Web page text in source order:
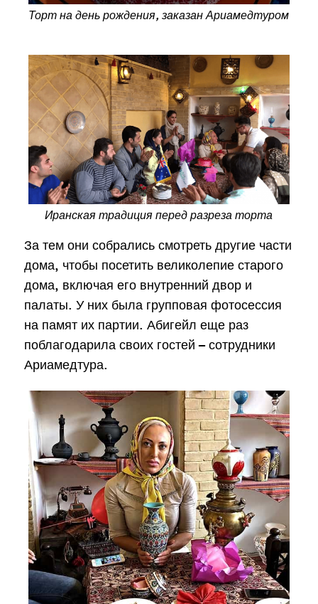
Торт на день рождения, заказан Ариамедтуром
Иранская традиция перед разреза торта
За тем они собрались смотреть другие части
дома, чтобы посетить великолепие старого
дома, включая его внутренний двор и
палаты. У них была групповая фотосессия
на памят их партии. Абигейл еще раз
поблагодарила своих гостей – сотрудники
Ариамедтура.